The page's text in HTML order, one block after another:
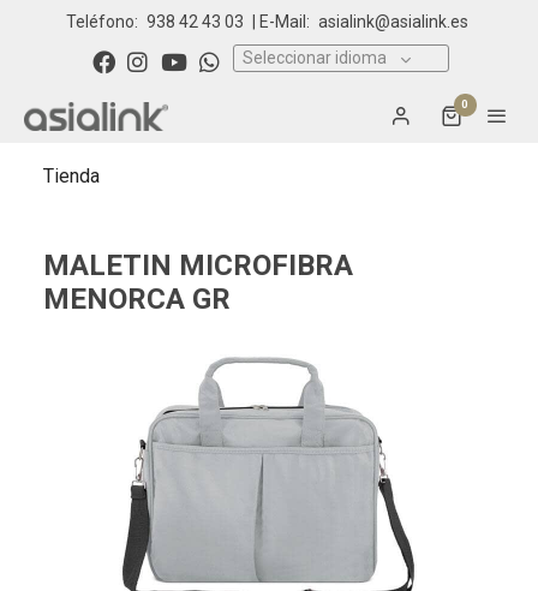
Teléfono: 938 42 43 03 | E-Mail: asialink@asialink.es
Seleccionar idioma
0
Tienda
MALETIN MICROFIBRA
MENORCA GR